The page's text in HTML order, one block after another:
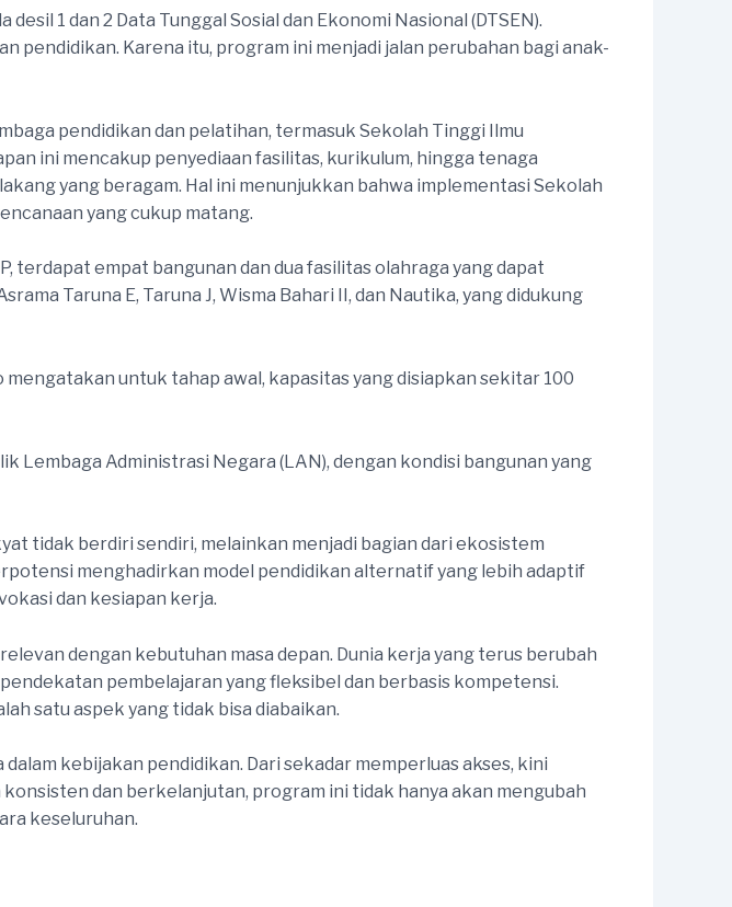
1 dan 2 Data Tunggal Sosial dan Ekonomi Nasional (DTSEN).
pendidikan. Karena itu, program ini menjadi jalan perubahan bagi anak-
pendidikan dan pelatihan, termasuk Sekolah Tinggi Ilmu
ini mencakup penyediaan fasilitas, kurikulum, hingga tenaga
yang beragam. Hal ini menunjukkan bahwa implementasi Sekolah
yang cukup matang.
terdapat empat bangunan dan dua fasilitas olahraga yang dapat
Taruna E, Taruna J, Wisma Bahari II, dan Nautika, yang didukung
untuk tahap awal, kapasitas yang disiapkan sekitar 100
Lembaga Administrasi Negara (LAN), dengan kondisi bangunan yang
tidak berdiri sendiri, melainkan menjadi bagian dari ekosistem
menghadirkan model pendidikan alternatif yang lebih adaptif
dan kesiapan kerja.
dengan kebutuhan masa depan. Dunia kerja yang terus berubah
pembelajaran yang fleksibel dan berbasis kompetensi.
satu aspek yang tidak bisa diabaikan.
kebijakan pendidikan. Dari sekadar memperluas akses, kini
dan berkelanjutan, program ini tidak hanya akan mengubah
keseluruhan.